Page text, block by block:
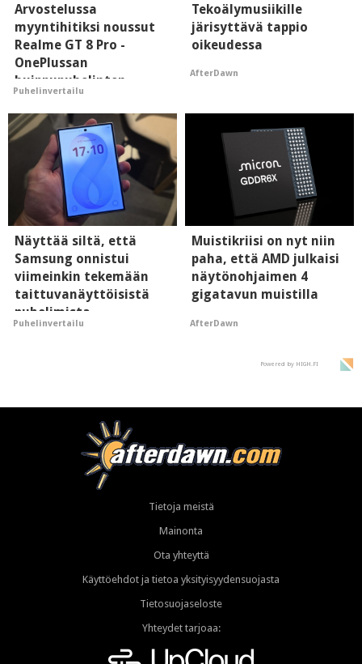
Arvostelussa
myyntihitiksi noussut
Realme GT 8 Pro -
OnePlussan
huippupuhelinten
"perillinen"
Puhelinvertailu
Tekoälymusiikille
järisyttävä tappio
oikeudessa
AfterDawn
Näyttää siltä, että
Samsung onnistui
viimeinkin tekemään
taittuvanäyttöisistä
puhelimista
supersuosittuja
Puhelinvertailu
Muistikriisi on nyt niin
paha, että AMD julkaisi
näytönohjaimen 4
gigatavun muistilla
AfterDawn
Powered by HIGH.FI
Tietoja meistä
Mainonta
Ota yhteyttä
Käyttöehdot ja tietoa yksityisyydensuojasta
Tietosuojaseloste
Yhteydet tarjoaa: